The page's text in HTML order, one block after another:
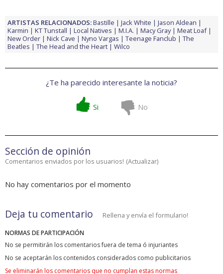
ARTISTAS RELACIONADOS:Bastille Jack White
Jason Aldean
Karmin
KT Tunstall Local Natives M.I.A. Macy Gray
Meat Loaf
New Order
Nick Cave Nyno Vargas Teenage Fanclub
The
Beatles
The Head and the Heart Wilco
¿Te ha parecido interesante la noticia?
Si No
Sección de opinión
Comentarios enviados por los usuarios! (Actualizar)
No hay comentarios por el momento
Deja tu comentario Rellena y envía el formulario!
NORMAS DE PARTICIPACIÓN
No se permitirán los comentarios fuera de tema ó injuriantes
No se aceptarán los contenidos considerados como publicitarios
Se eliminarán los comentarios que no cumplan estas normas